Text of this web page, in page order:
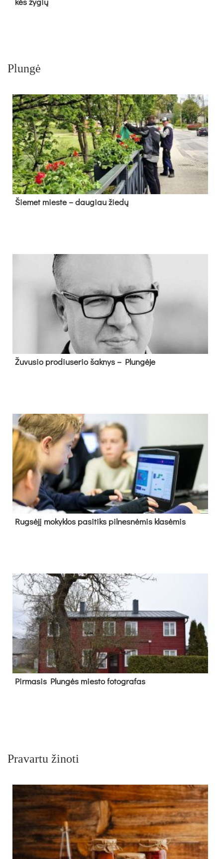
Plungė
Šie­met mies­te – dau­giau žie­dų
Žu­vu­sio pro­diu­se­rio šak­nys – Plun­gė­je
Rug­sė­jį mo­kyk­los pa­si­tiks pil­nes­nė­mis kla­sė­mis
Pir­ma­sis Plun­gės mies­to fo­tog­ra­fas
Pravartu žinoti